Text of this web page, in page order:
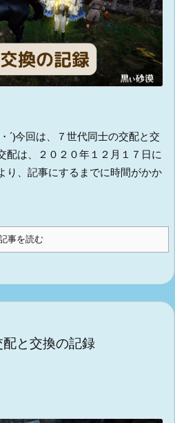
´)今回は、７世代同士の交配と交
配は、２０２０年１２月１７日に
り、記事にするまでに時間がかか
事を読む
配と交換の記録